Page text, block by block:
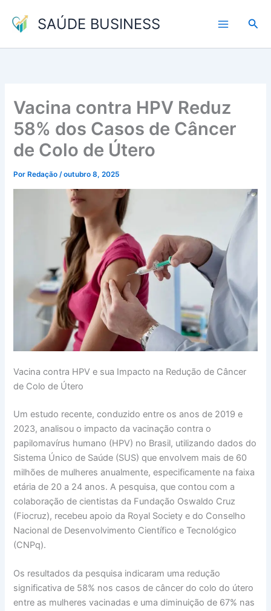
para
conteúdo
SAÚDE BUSINESS
Vacina contra HPV Reduz
58% dos Casos de Câncer
de Colo de Útero
Por Redação/outubro 8, 2025
Vacina contra HPV e sua Impacto na Redução de Câncer
de Colo de Útero
Um estudo recente, conduzido entre os anos de 2019 e
2023, analisou o impacto da vacinação contra o
papilomavírus humano (HPV) no Brasil, utilizando dados do
Sistema Único de Saúde (SUS) que envolvem mais de 60
milhões de mulheres anualmente, especificamente na faixa
etária de 20 a 24 anos. A pesquisa, que contou com a
colaboração de cientistas da Fundação Oswaldo Cruz
(Fiocruz), recebeu apoio da Royal Society e do Conselho
Nacional de Desenvolvimento Científico e Tecnológico
(CNPq).
Os resultados da pesquisa indicaram uma redução
significativa de 58% nos casos de câncer do colo do útero
entre as mulheres vacinadas e uma diminuição de 67% nas